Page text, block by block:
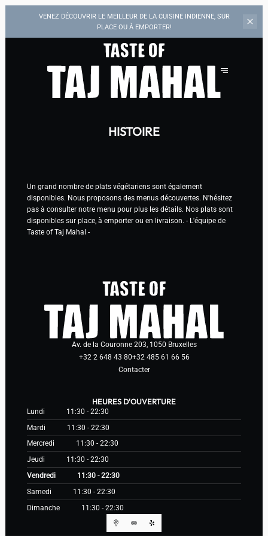
VENEZ DÉCOUVRIR LE MEILLEUR DE LA CUISINE INDIENNE, SUR
PLACE OU À EMPORTER!
HISTOIRE
Un grand nombre de plats végétariens sont également
disponibles. Nous proposons des menus découvertes. N'hésitez
pas à consulter notre menu pour plus les détails. Nos plats sont
disponibles sur place, à emporter ou en livraison. - L'équipe de
Taste of Taj Mahal -
Av. de la Couronne 203, 1050 Bruxelles
+32 2 648 43 80+32 485 61 66 56
Contacter
HEURES D'OUVERTURE
Lundi
11:30 - 22:30
Mardi
11:30 - 22:30
Mercredi
11:30 - 22:30
Jeudi
11:30 - 22:30
Vendredi
11:30 - 22:30
Samedi
11:30 - 22:30
Dimanche
11:30 - 22:30